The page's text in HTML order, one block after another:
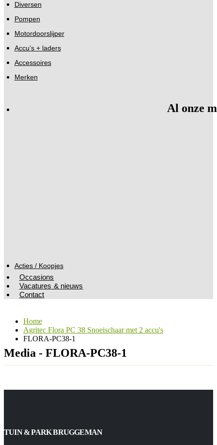
Diversen
Pompen
Motordoorslijper
Accu’s + laders
Accessoires
Merken
Al onze
Acties / Koopjes
Occasions
Vacatures & nieuws
Contact
Home
Agritec Flora PC 38 Snoeischaar met 2 accu's
FLORA-PC38-1
Media - FLORA-PC38-1
TUIN & PARK BRUGGEMAN